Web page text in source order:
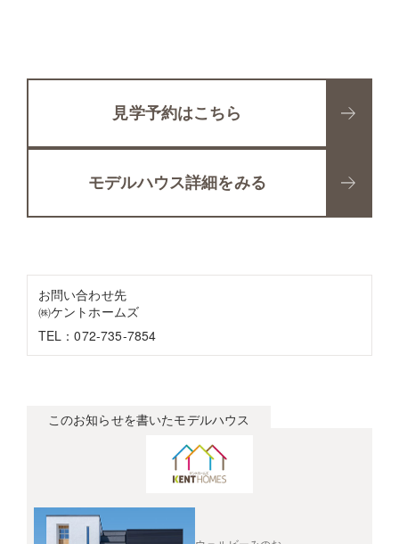
見学予約はこちら
モデルハウス詳細をみる
お問い合わせ先
㈱ケントホームズ
TEL：072-735-7854
このお知らせを書いたモデルハウス